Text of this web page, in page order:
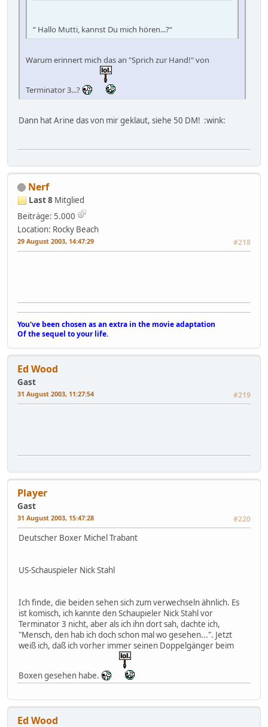
“ Hallo Mutti, kannst Du mich hören...?“
Warum erinnert mich das an "Sprich zur Hand!" von
Terminator 3...?
Dann hat Arine das von mir geklaut, siehe 50 DM! :wink:
Nerf
Last 8 Mitglied
Beiträge: 5.000
Location: Rocky Beach
29 August 2003, 14:47:29 #218
You've been chosen as an extra in the movie adaptation
Of the sequel to your life.
Ed Wood
Gast
31 August 2003, 11:27:54 #219
Player
Gast
31 August 2003, 15:47:28 #220
Deutscher Boxer Michel Trabant
US-Schauspieler Nick Stahl
Ich finde, die beiden sehen sich zum verwechseln ähnlich. Es
ist komisch, ich kannte den Schaupieler Nick Stahl vor
Terminator 3 nicht, aber als ich ihn dort sah, dachte ich,
"Mensch, den hab ich doch schon mal wo gesehen...". Jetzt
weiß ich, daß ich vorher immer seinen Doppelgänger beim
Boxen gesehen habe.
Ed Wood